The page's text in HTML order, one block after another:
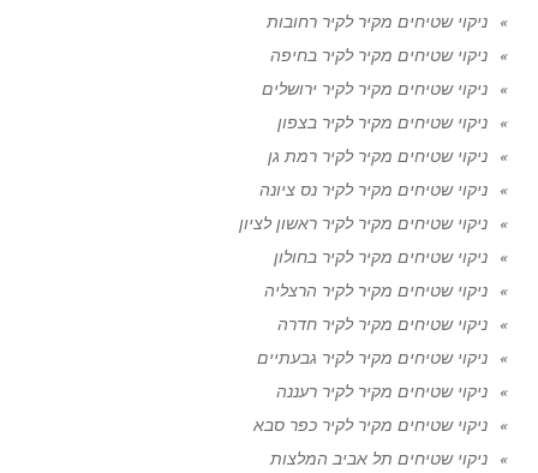
ניקוי שטיחים מקיר לקיר רחובות
ניקוי שטיחים מקיר לקיר בחיפה
ניקוי שטיחים מקיר לקיר ירושלים
ניקוי שטיחים מקיר לקיר בצפון
ניקוי שטיחים מקיר לקיר רמת גן
ניקוי שטיחים מקיר לקיר נס ציונה
ניקוי שטיחים מקיר לקיר ראשון לציון
ניקוי שטיחים מקיר לקיר בחולון
ניקוי שטיחים מקיר לקיר הרצליה
ניקוי שטיחים מקיר לקיר חדרה
ניקוי שטיחים מקיר לקיר גבעתיים
ניקוי שטיחים מקיר לקיר רעננה
ניקוי שטיחים מקיר לקיר כפר סבא
ניקוי שטיחים תל אביב המלצות